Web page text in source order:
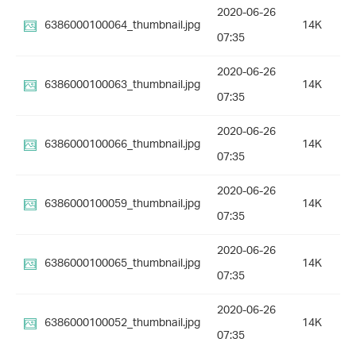
6386000100064_thumbnail.jpg
2020-06-26
07:35
14K
6386000100063_thumbnail.jpg
2020-06-26
07:35
14K
6386000100066_thumbnail.jpg
2020-06-26
07:35
14K
6386000100059_thumbnail.jpg
2020-06-26
07:35
14K
6386000100065_thumbnail.jpg
2020-06-26
07:35
14K
6386000100052_thumbnail.jpg
2020-06-26
07:35
14K